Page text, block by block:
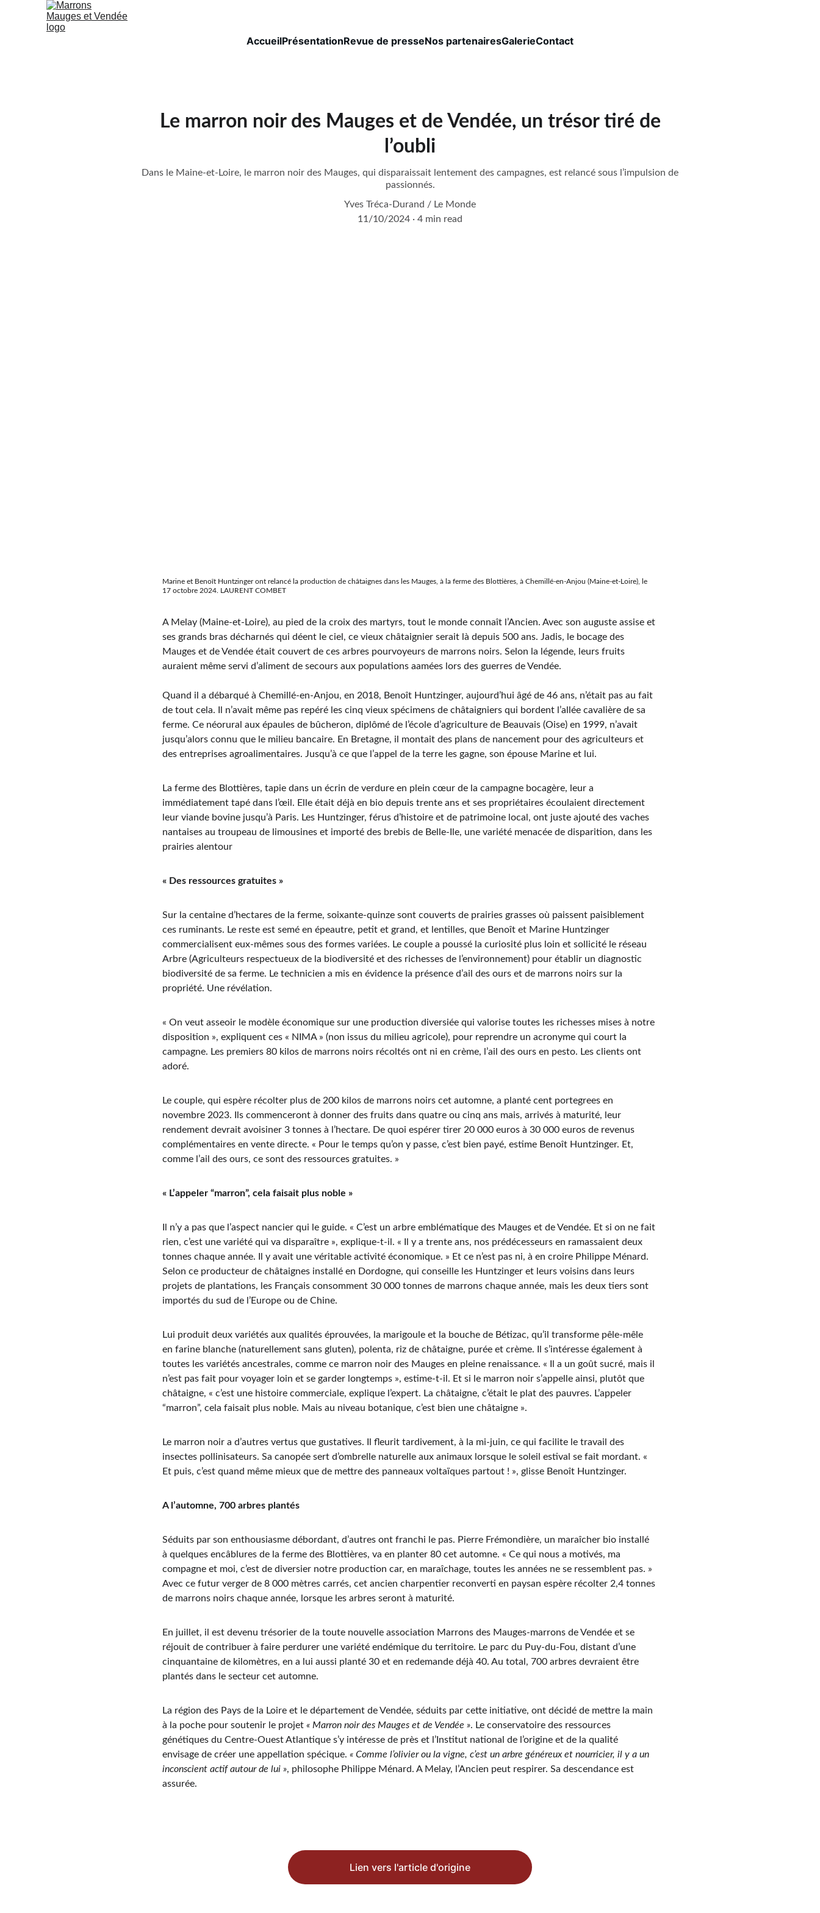
AccueilPrésentationRevue de presseNos partenairesGalerieContact
Le marron noir des Mauges et de Vendée, un trésor tiré de
l’oubli
Dans le Maine-et-Loire, le marron noir des Mauges, qui disparaissait lentement des campagnes, est relancé sous l’impulsion de
passionnés.
Yves Tréca-Durand / Le Monde
11/10/2024
4 min read
Marine et Benoît Huntzinger ont relancé la production de châtaignes dans les Mauges, à la ferme des Blottières, à Chemillé-en-Anjou (Maine-et-Loire), le
17 octobre 2024. LAURENT COMBET
A Melay (Maine-et-Loire), au pied de la croix des martyrs, tout le monde connaît l’Ancien. Avec son auguste assise et
ses grands bras décharnés qui déent le ciel, ce vieux châtaignier serait là depuis 500 ans. Jadis, le bocage des
Mauges et de Vendée était couvert de ces arbres pourvoyeurs de marrons noirs. Selon la légende, leurs fruits
auraient même servi d’aliment de secours aux populations aamées lors des guerres de Vendée.
Quand il a débarqué à Chemillé-en-Anjou, en 2018, Benoît Huntzinger, aujourd’hui âgé de 46 ans, n’était pas au fait
de tout cela. Il n’avait même pas repéré les cinq vieux spécimens de châtaigniers qui bordent l’allée cavalière de sa
ferme. Ce néorural aux épaules de bûcheron, diplômé de l’école d’agriculture de Beauvais (Oise) en 1999, n’avait
jusqu’alors connu que le milieu bancaire. En Bretagne, il montait des plans de nancement pour des agriculteurs et
des entreprises agroalimentaires. Jusqu’à ce que l’appel de la terre les gagne, son épouse Marine et lui.
La ferme des Blottières, tapie dans un écrin de verdure en plein cœur de la campagne bocagère, leur a
immédiatement tapé dans l’œil. Elle était déjà en bio depuis trente ans et ses propriétaires écoulaient directement
leur viande bovine jusqu’à Paris. Les Huntzinger, férus d’histoire et de patrimoine local, ont juste ajouté des vaches
nantaises au troupeau de limousines et importé des brebis de Belle-Ile, une variété menacée de disparition, dans les
prairies alentour
« Des ressources gratuites »
Sur la centaine d’hectares de la ferme, soixante-quinze sont couverts de prairies grasses où paissent paisiblement
ces ruminants. Le reste est semé en épeautre, petit et grand, et lentilles, que Benoît et Marine Huntzinger
commercialisent eux-mêmes sous des formes variées. Le couple a poussé la curiosité plus loin et sollicité le réseau
Arbre (Agriculteurs respectueux de la biodiversité et des richesses de l’environnement) pour établir un diagnostic
biodiversité de sa ferme. Le technicien a mis en évidence la présence d’ail des ours et de marrons noirs sur la
propriété. Une révélation.
« On veut asseoir le modèle économique sur une production diversiée qui valorise toutes les richesses mises à notre
disposition », expliquent ces « NIMA » (non issus du milieu agricole), pour reprendre un acronyme qui court la
campagne. Les premiers 80 kilos de marrons noirs récoltés ont ni en crème, l’ail des ours en pesto. Les clients ont
adoré.
Le couple, qui espère récolter plus de 200 kilos de marrons noirs cet automne, a planté cent portegrees en
novembre 2023. Ils commenceront à donner des fruits dans quatre ou cinq ans mais, arrivés à maturité, leur
rendement devrait avoisiner 3 tonnes à l’hectare. De quoi espérer tirer 20 000 euros à 30 000 euros de revenus
complémentaires en vente directe. « Pour le temps qu’on y passe, c’est bien payé, estime Benoît Huntzinger. Et,
comme l’ail des ours, ce sont des ressources gratuites. »
« L’appeler “marron”, cela faisait plus noble »
Il n’y a pas que l’aspect nancier qui le guide. « C’est un arbre emblématique des Mauges et de Vendée. Et si on ne fait
rien, c’est une variété qui va disparaître », explique-t-il. « Il y a trente ans, nos prédécesseurs en ramassaient deux
tonnes chaque année. Il y avait une véritable activité économique. » Et ce n’est pas ni, à en croire Philippe Ménard.
Selon ce producteur de châtaignes installé en Dordogne, qui conseille les Huntzinger et leurs voisins dans leurs
projets de plantations, les Français consomment 30 000 tonnes de marrons chaque année, mais les deux tiers sont
importés du sud de l’Europe ou de Chine.
Lui produit deux variétés aux qualités éprouvées, la marigoule et la bouche de Bétizac, qu’il transforme pêle-mêle
en farine blanche (naturellement sans gluten), polenta, riz de châtaigne, purée et crème. Il s’intéresse également à
toutes les variétés ancestrales, comme ce marron noir des Mauges en pleine renaissance. « Il a un goût sucré, mais il
n’est pas fait pour voyager loin et se garder longtemps », estime-t-il. Et si le marron noir s’appelle ainsi, plutôt que
châtaigne, « c’est une histoire commerciale, explique l’expert. La châtaigne, c’était le plat des pauvres. L’appeler
“marron”, cela faisait plus noble. Mais au niveau botanique, c’est bien une châtaigne ».
Le marron noir a d’autres vertus que gustatives. Il fleurit tardivement, à la mi-juin, ce qui facilite le travail des
insectes pollinisateurs. Sa canopée sert d’ombrelle naturelle aux animaux lorsque le soleil estival se fait mordant. «
Et puis, c’est quand même mieux que de mettre des panneaux voltaïques partout ! », glisse Benoît Huntzinger.
A l’automne, 700 arbres plantés
Séduits par son enthousiasme débordant, d’autres ont franchi le pas. Pierre Frémondière, un maraîcher bio installé
à quelques encâblures de la ferme des Blottières, va en planter 80 cet automne. « Ce qui nous a motivés, ma
compagne et moi, c’est de diversier notre production car, en maraîchage, toutes les années ne se ressemblent pas. »
Avec ce futur verger de 8 000 mètres carrés, cet ancien charpentier reconverti en paysan espère récolter 2,4 tonnes
de marrons noirs chaque année, lorsque les arbres seront à maturité.
En juillet, il est devenu trésorier de la toute nouvelle association Marrons des Mauges-marrons de Vendée et se
réjouit de contribuer à faire perdurer une variété endémique du territoire. Le parc du Puy-du-Fou, distant d’une
cinquantaine de kilomètres, en a lui aussi planté 30 et en redemande déjà 40. Au total, 700 arbres devraient être
plantés dans le secteur cet automne.
La région des Pays de la Loire et le département de Vendée, séduits par cette initiative, ont décidé de mettre la main
à la poche pour soutenir le projet « Marron noir des Mauges et de Vendée ». Le conservatoire des ressources
génétiques du Centre-Ouest Atlantique s’y intéresse de près et l’Institut national de l’origine et de la qualité
envisage de créer une appellation spécique. « Comme l’olivier ou la vigne, c’est un arbre généreux et nourricier, il y a un
inconscient actif autour de lui », philosophe Philippe Ménard. A Melay, l’Ancien peut respirer. Sa descendance est
assurée.
Lien vers l'article d'origine